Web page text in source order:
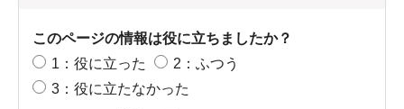
このページの情報は役に立ちましたか？
1：役に立った
2：ふつう
3：役に立たなかった